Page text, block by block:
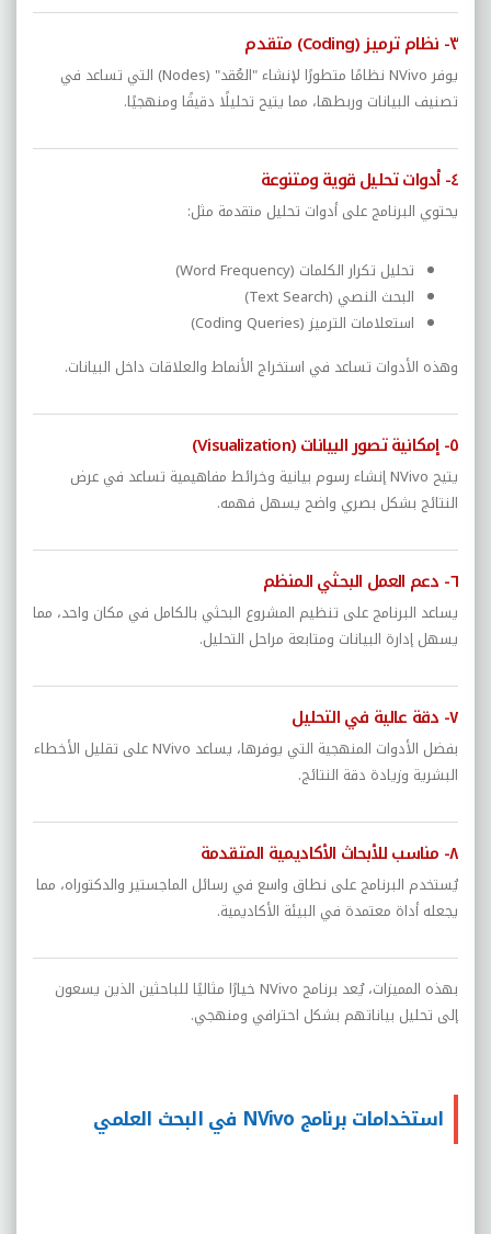
٣- نظام ترميز (Coding) متقدم
يوفر NVivo نظامًا متطورًا لإنشاء "العُقد" (Nodes) التي تساعد في
تصنيف البيانات وربطها، مما يتيح تحليلًا دقيقًا ومنهجيًا.
٤- أدوات تحليل قوية ومتنوعة
يحتوي البرنامج على أدوات تحليل متقدمة مثل:
تحليل تكرار الكلمات (Word Frequency)
البحث النصي (Text Search)
استعلامات الترميز (Coding Queries)
وهذه الأدوات تساعد في استخراج الأنماط والعلاقات داخل البيانات.
٥- إمكانية تصور البيانات (Visualization)
يتيح NVivo إنشاء رسوم بيانية وخرائط مفاهيمية تساعد في عرض
النتائج بشكل بصري واضح يسهل فهمه.
٦- دعم العمل البحثي المنظم
يساعد البرنامج على تنظيم المشروع البحثي بالكامل في مكان واحد، مما
يسهل إدارة البيانات ومتابعة مراحل التحليل.
٧- دقة عالية في التحليل
بفضل الأدوات المنهجية التي يوفرها، يساعد NVivo على تقليل الأخطاء
البشرية وزيادة دقة النتائج.
٨- مناسب للأبحاث الأكاديمية المتقدمة
يُستخدم البرنامج على نطاق واسع في رسائل الماجستير والدكتوراه، مما
يجعله أداة معتمدة في البيئة الأكاديمية.
بهذه المميزات، يُعد برنامج NVivo خيارًا مثاليًا للباحثين الذين يسعون
إلى تحليل بياناتهم بشكل احترافي ومنهجي.
استخدامات برنامج NVivo في البحث العلمي